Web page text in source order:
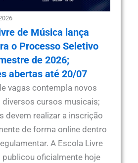
de Música lança
o Processo Seletivo
de 2026;
abertas até 20/07
vagas contempla novos
diversos cursos musicais;
devem realizar a inscrição
de forma online dentro
A Escola Livre
publicou oficialmente hoje